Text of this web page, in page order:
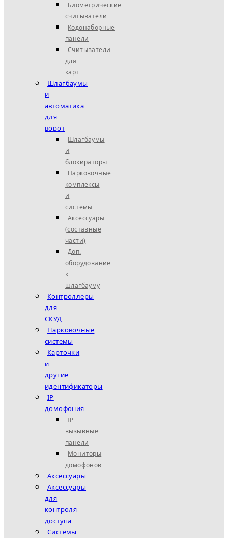
Биометрические
считыватели
Кодонаборные
панели
Считыватели
для
карт
Шлагбаумы
и
автоматика
для
ворот
Шлагбаумы
и
блокираторы
Парковочные
комплексы
и
системы
Аксессуары
(составные
части)
Доп.
оборудование
к
шлагбауму
Контроллеры
для
СКУД
Парковочные
системы
Карточки
и
другие
идентификаторы
IP
домофония
IP
вызывные
панели
Мониторы
домофонов
Аксессуары
Аксессуары
для
контроля
доступа
Системы